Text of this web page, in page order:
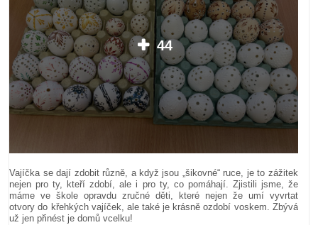
44
Vajíčka se dají zdobit různě, a když jsou „šikovné“ ruce, je to zážitek
nejen pro ty, kteří zdobí, ale i pro ty, co pomáhají. Zjistili jsme, že
máme ve škole opravdu zručné děti, které nejen že umí vyvrtat
otvory do křehkých vajíček, ale také je krásně ozdobí voskem. Zbývá
už jen přinést je domů vcelku!